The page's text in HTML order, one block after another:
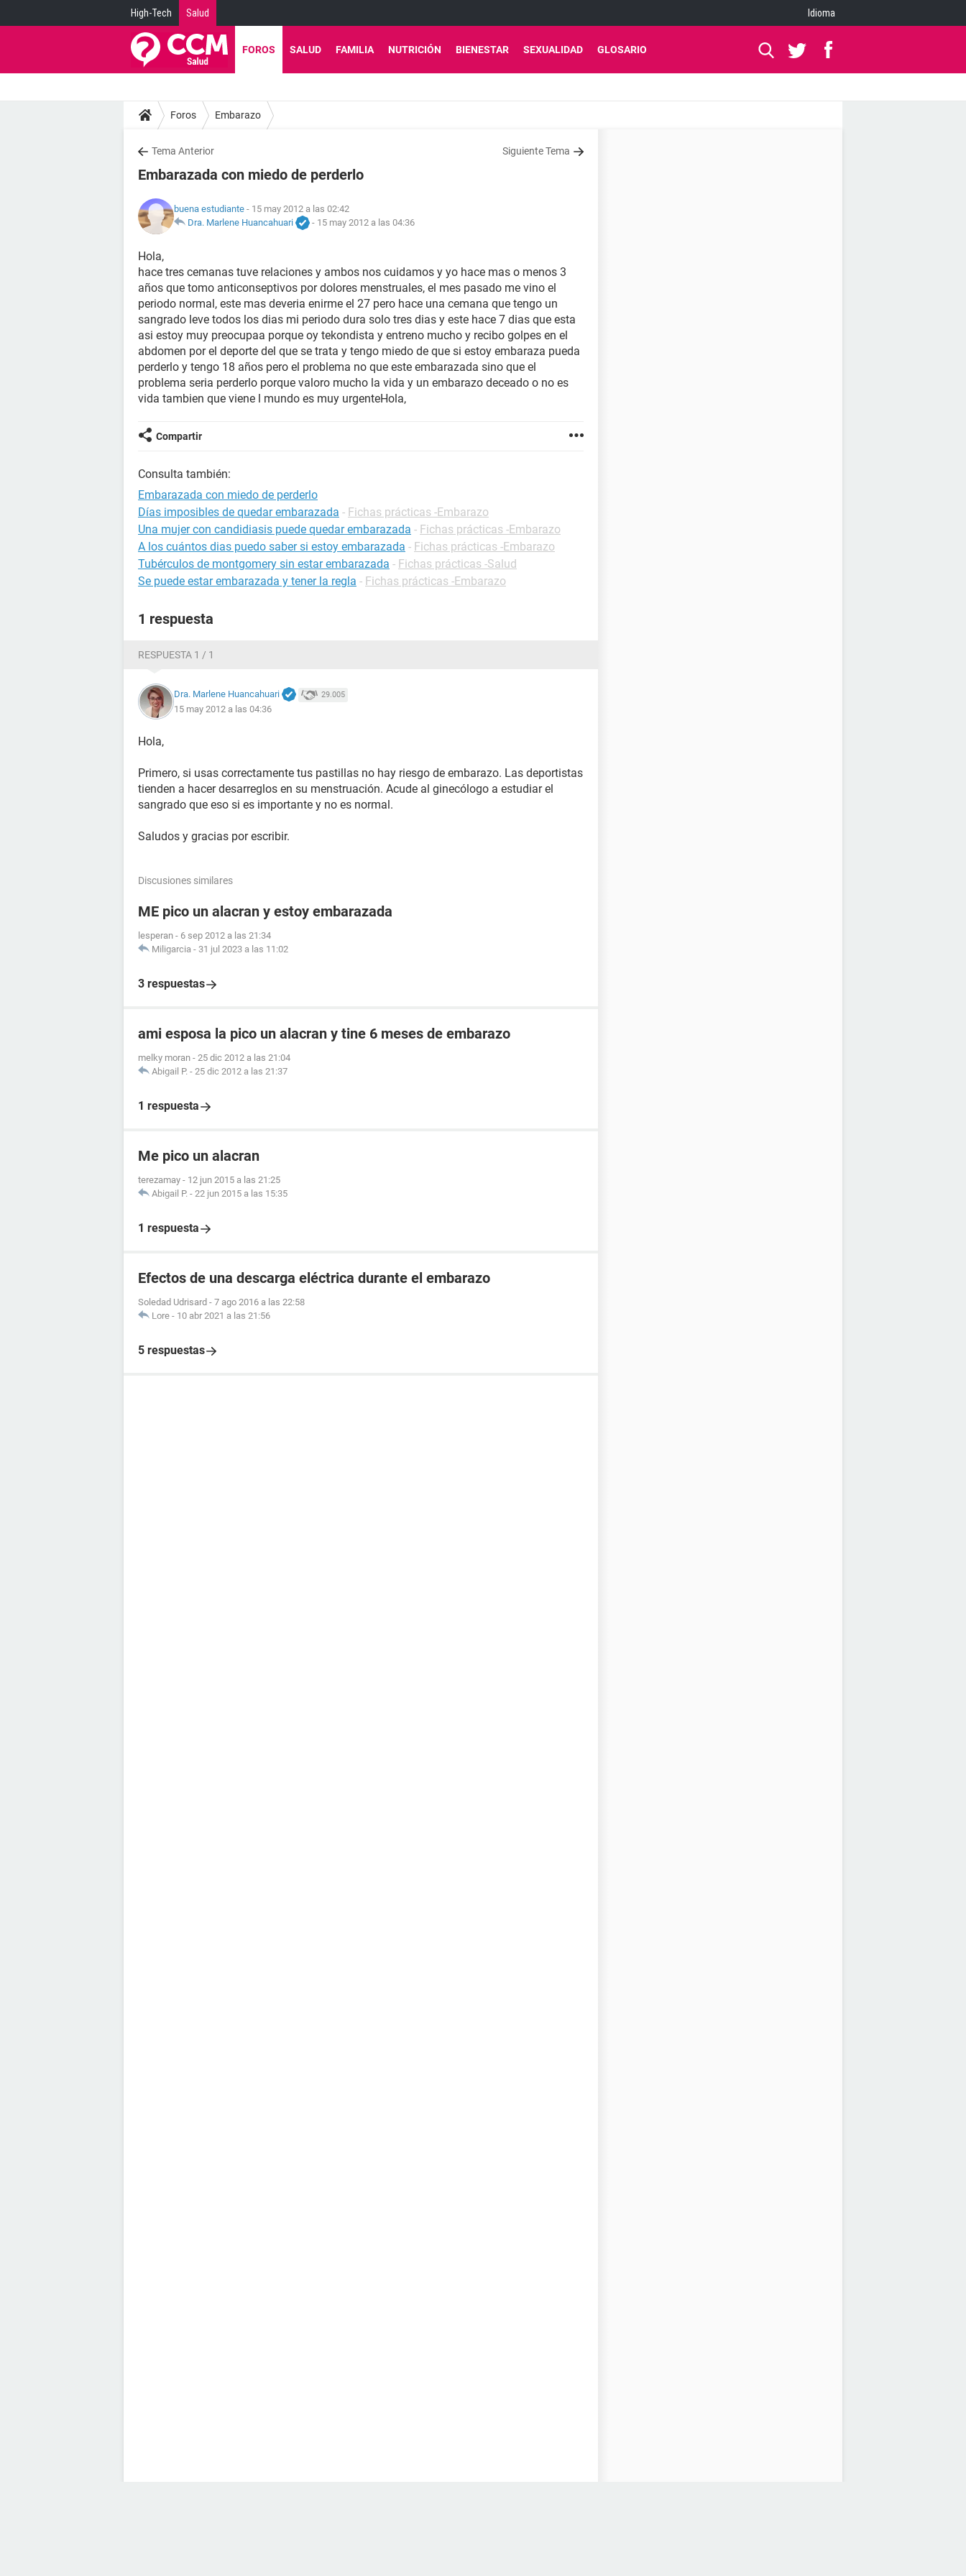
High-Tech Salud Idioma
FOROS SALUD FAMILIA NUTRICIÓN BIENESTAR SEXUALIDAD GLOSARIO
Foros Embarazo
Tema Anterior Siguiente Tema
Embarazada con miedo de perderlo
buena estudiante - 15 may 2012 a las 02:42
Dra. Marlene Huancahuari
- 15 may 2012 a las 04:36
Hola,
hace tres cemanas tuve relaciones y ambos nos cuidamos y yo hace mas o menos 3
años que tomo anticonseptivos por dolores menstruales, el mes pasado me vino el
periodo normal, este mas deveria enirme el 27 pero hace una cemana que tengo un
sangrado leve todos los dias mi periodo dura solo tres dias y este hace 7 dias que esta
asi estoy muy preocupaa porque oy tekondista y entreno mucho y recibo golpes en el
abdomen por el deporte del que se trata y tengo miedo de que si estoy embaraza pueda
perderlo y tengo 18 años pero el problema no que este embarazada sino que el
problema seria perderlo porque valoro mucho la vida y un embarazo deceado o no es
vida tambien que viene l mundo es muy urgenteHola,
Compartir
Consulta también:
Embarazada con miedo de perderlo
Días imposibles de quedar embarazada - Fichas prácticas -Embarazo
Una mujer con candidiasis puede quedar embarazada - Fichas prácticas -Embarazo
A los cuántos dias puedo saber si estoy embarazada - Fichas prácticas -Embarazo
Tubérculos de montgomery sin estar embarazada - Fichas prácticas -Salud
Se puede estar embarazada y tener la regla - Fichas prácticas -Embarazo
1 respuesta
RESPUESTA 1 / 1
Dra. Marlene Huancahuari 29.005
15 may 2012 a las 04:36
Hola,
Primero, si usas correctamente tus pastillas no hay riesgo de embarazo. Las deportistas
tienden a hacer desarreglos en su menstruación. Acude al ginecólogo a estudiar el
sangrado que eso si es importante y no es normal.
Saludos y gracias por escribir.
Discusiones similares
ME pico un alacran y estoy embarazada
lesperan - 6 sep 2012 a las 21:34
Miligarcia - 31 jul 2023 a las 11:02
3 respuestas
ami esposa la pico un alacran y tine 6 meses de embarazo
melky moran - 25 dic 2012 a las 21:04
Abigail P. - 25 dic 2012 a las 21:37
1 respuesta
Me pico un alacran
terezamay - 12 jun 2015 a las 21:25
Abigail P. - 22 jun 2015 a las 15:35
1 respuesta
Efectos de una descarga eléctrica durante el embarazo
Soledad Udrisard - 7 ago 2016 a las 22:58
Lore - 10 abr 2021 a las 21:56
5 respuestas